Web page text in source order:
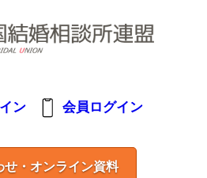
ン 会員ログイン
せ・オンライン資料